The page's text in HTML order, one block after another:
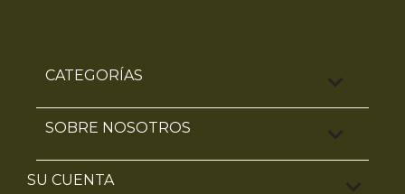
CATEGORÍAS
SOBRE NOSOTROS
SU CUENTA